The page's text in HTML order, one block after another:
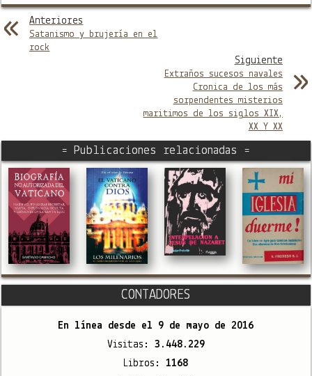
Anteriores
Satanismo y brujería en el
rock
Siguiente
Extraños sucesos navales
Cronica de los más
sorpendentes misterios
maritimos de los siglos XIX,
XX Y XX
= Publicaciones relacionadas =
CONTADORES
En línea desde el 9 de mayo de 2016
Visitas: 3.448.229
Libros:1168